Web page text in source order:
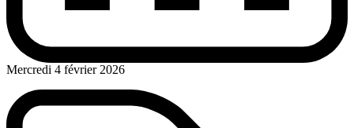
Mercredi 4 février 2026